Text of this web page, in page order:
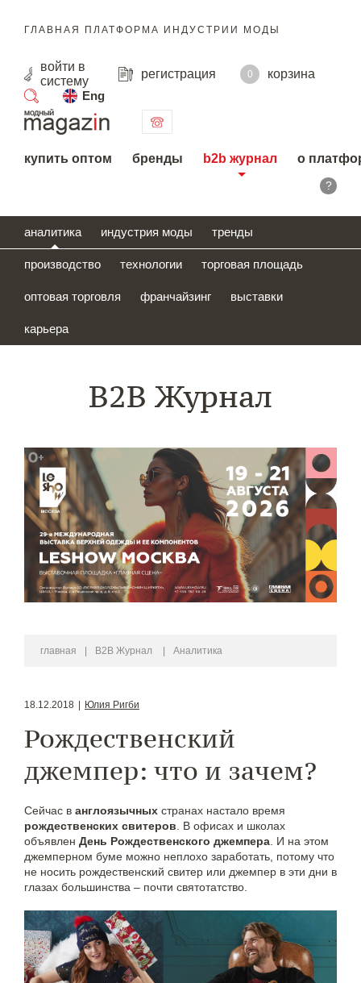
ГЛАВНАЯ ПЛАТФОРМА ИНДУСТРИИ МОДЫ
войти в
систему
регистрация 0
корзина
Eng
поиск
купить оптом бренды b2b журнал о
?
аналитика индустрия моды тренды
производство технологии торговая площадь
оптовая торговля франчайзинг выставки
карьера
B2B Журнал
главная B2B Журнал Аналитика
18.12.2018 Юлия Ригби
Рождественский
джемпер: что и зачем?
Сейчас в англоязычных странах настало время
рождественских свитеров . В офисах и школах
объявлен День Рождественского джемпера . И на этом
джемперном буме можно неплохо заработать, потому что
не носить рождественский свитер или джемпер в эти дни в
глазах большинства – почти святотатство.